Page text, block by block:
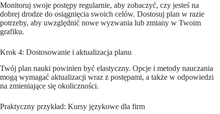
Monitoruj swoje postępy regularnie, aby zobaczyć, czy jesteś na
dobrej drodze do osiągnięcia swoich celów. Dostosuj plan w razie
potrzeby, aby uwzględnić nowe wyzwania lub zmiany w Twoim
grafiku.
Krok 4: Dostosowanie i aktualizacja planu
Twój plan nauki powinien być elastyczny. Opcje i metody nauczania
mogą wymagać aktualizacji wraz z postępami, a także w odpowiedzi
na zmieniające się okoliczności.
Praktyczny przykład: Kursy językowe dla firm